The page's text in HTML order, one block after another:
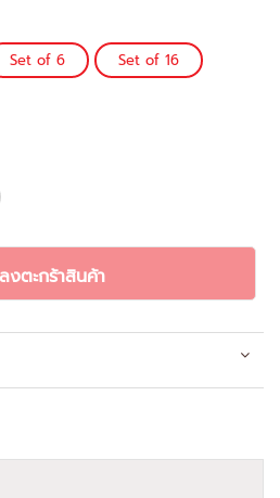
Set of 6 Set of 16
งตะกร้าสินค้า